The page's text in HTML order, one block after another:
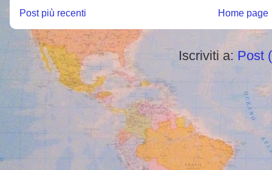
Post più recenti Home page
Iscriviti a: Post